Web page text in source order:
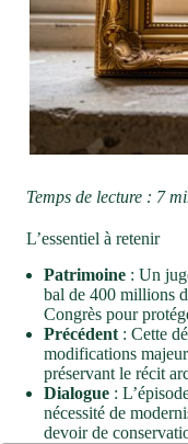
Temps de lecture : 7
L’essentiel à retenir
Patrimoine : Un
bal de 400 millions
Congrès pour
Précédent : Cette
modifications
préservant le récit
Dialogue :
nécessité de
devoir de